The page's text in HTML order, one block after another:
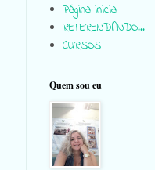
Página inicial
REFERENDANDO...
CURSOS
Quem sou eu